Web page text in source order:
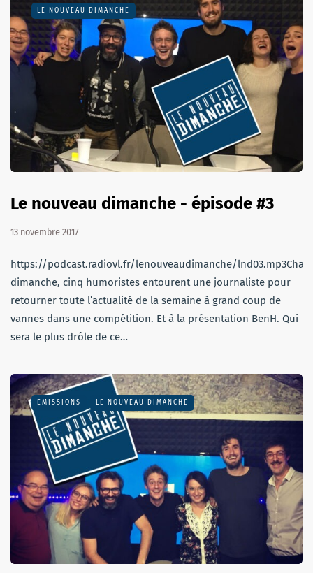
LE NOUVEAU DIMANCHE
Le nouveau dimanche - épisode #3
13 novembre 2017
https://podcast.radiovl.fr/lenouveaudimanche/
dimanche, cinq humoristes entourent une journaliste pour
retourner toute l’actualité de la semaine à grand coup de
vannes dans une compétition. Et à la présentation BenH. Qui
sera le plus drôle de ce…
EMISSIONS LE NOUVEAU DIMANCHE